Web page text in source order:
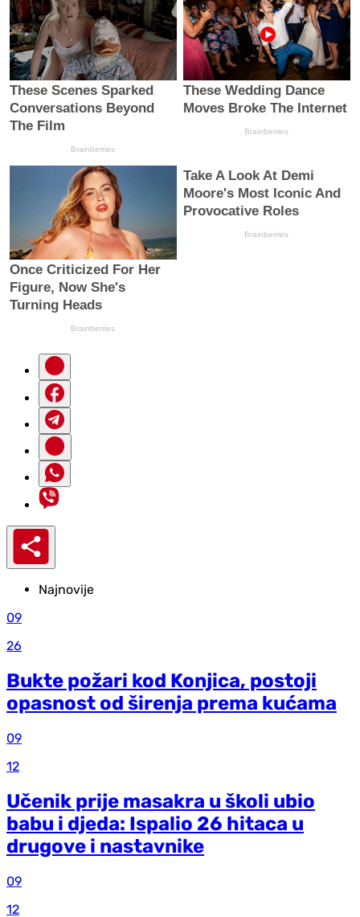
Najnovije
09
26
Bukte požari kod Konjica, postoji
opasnost od širenja prema kućama
09
12
Učenik prije masakra u školi ubio
babu i djeda: Ispalio 26 hitaca u
drugove i nastavnike
09
12